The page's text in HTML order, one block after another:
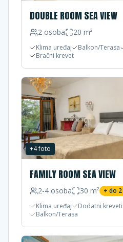
DOUBLE ROOM SEA VIEW
2 osoba 20 m²
Klima uređaj Balkon/Terasa
Bračni krevet
+4foto
FAMILY ROOM SEA VIEW
2-4 osoba 30 m² + do 2
Klima uređaj
Dodatni kreveti
Balkon/Terasa